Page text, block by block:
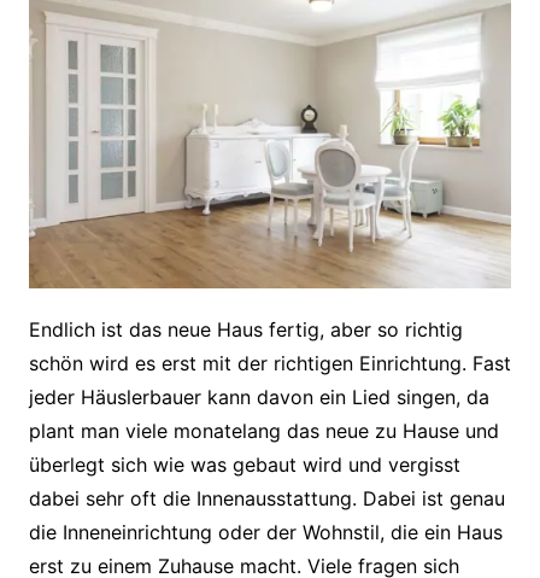
Endlich ist das neue Haus fertig, aber so richtig
schön wird es erst mit der richtigen Einrichtung. Fast
jeder Häuslerbauer kann davon ein Lied singen, da
plant man viele monatelang das neue zu Hause und
überlegt sich wie was gebaut wird und vergisst
dabei sehr oft die Innenausstattung. Dabei ist genau
die Inneneinrichtung oder der Wohnstil, die ein Haus
erst zu einem Zuhause macht. Viele fragen sich